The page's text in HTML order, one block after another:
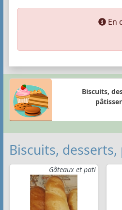
En
Biscuits,
Biscuits,
Gâteaux et pati